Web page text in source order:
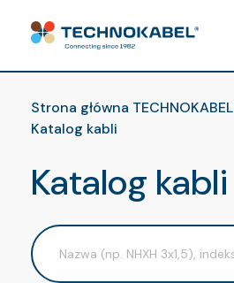
Strona główna TECHNOKABEL
Katalog kabli
Katalog kabli